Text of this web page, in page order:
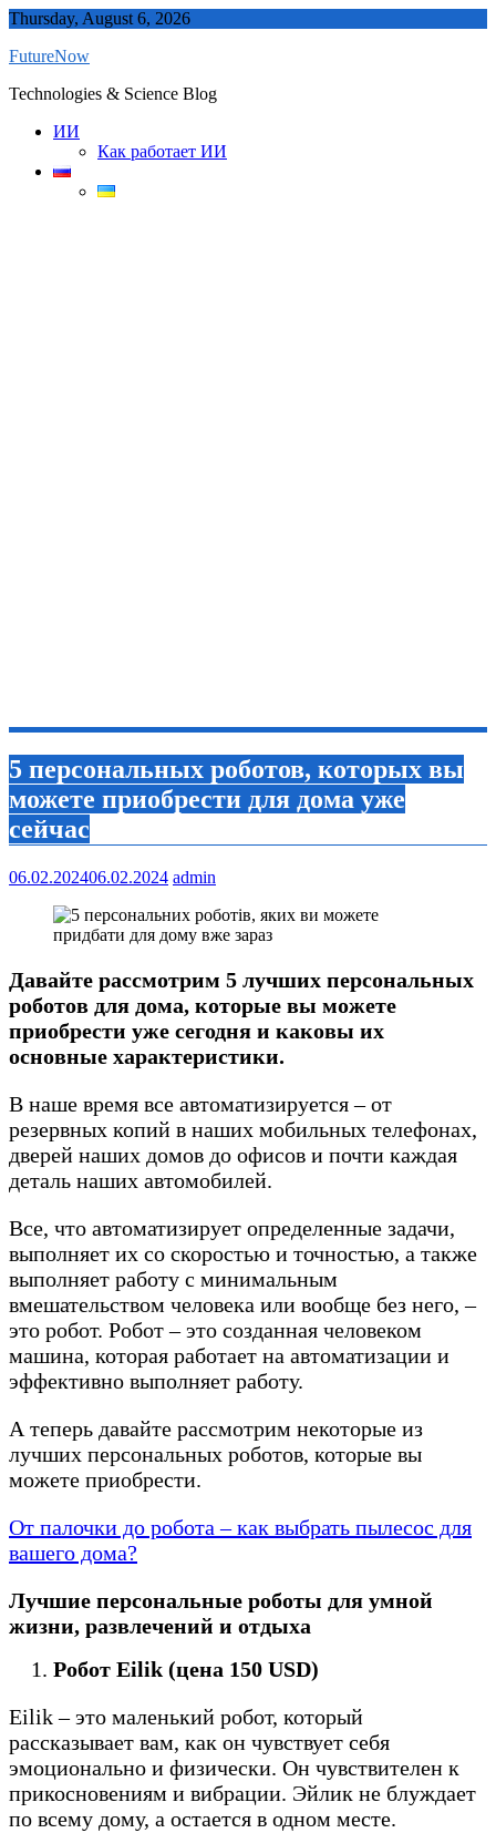
Skip
content
Thursday, August 6, 2026
FutureNow
Technologies & Science Blog
ИИ
Как работает ИИ
5 персональных роботов, которых вы
можете приобрести для дома уже
сейчас
06.02.202406.02.2024 admin
Давайте рассмотрим 5 лучших персональных
роботов для дома, которые вы можете
приобрести уже сегодня и каковы их
основные характеристики.
В наше время все автоматизируется – от
резервных копий в наших мобильных телефонах,
дверей наших домов до офисов и почти каждая
деталь наших автомобилей.
Все, что автоматизирует определенные задачи,
выполняет их со скоростью и точностью, а также
выполняет работу с минимальным
вмешательством человека или вообще без него, –
это робот. Робот – это созданная человеком
машина, которая работает на автоматизации и
эффективно выполняет работу.
А теперь давайте рассмотрим некоторые из
лучших персональных роботов, которые вы
можете приобрести.
От палочки до робота – как выбрать пылесос для
вашего дома?
Лучшие персональные роботы для умной
жизни, развлечений и отдыха
Робот Eilik (цена 150 USD)
Eilik – это маленький робот, который
рассказывает вам, как он чувствует себя
эмоционально и физически. Он чувствителен к
прикосновениям и вибрации. Эйлик не блуждает
по всему дому, а остается в одном месте.